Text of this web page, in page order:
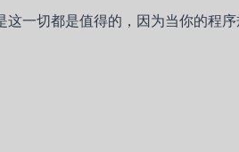
一切都是值得的，因为当你的程